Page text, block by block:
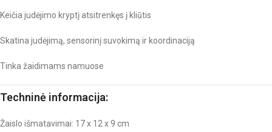
Keičia judėjimo kryptį atsitrenkęs į kliūtis
Skatina judėjimą, sensorinį suvokimą ir koordinaciją
Tinka žaidimams namuose
Techninė informacija:
Žaislo išmatavimai: 17 x 12 x 9 cm